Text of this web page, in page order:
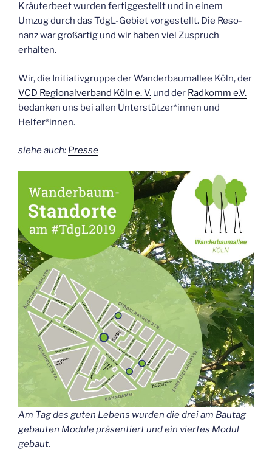
Kräu­ter­beet wur­den fer­tig­ge­stellt und in einem
Umzug durch das TdgL-Gebiet vor­ge­stellt. Die Reso­
nanz war groß­ar­tig und wir haben viel Zuspruch
erhalten.
Wir, die Initia­tiv­grup­pe der Wan­der­baum­al­lee Köln, der
VCD Regio­nal­ver­band Köln e. V. und der Rad­komm e.V.
bedan­ken uns bei allen Unterstützer*innen und
Helfer*innen.
sie­he auch: Pres­se
Am Tag des guten Lebens wur­den die drei am Bau­tag
gebau­ten Modu­le prä­sen­tiert und ein vier­tes Modul
gebaut.